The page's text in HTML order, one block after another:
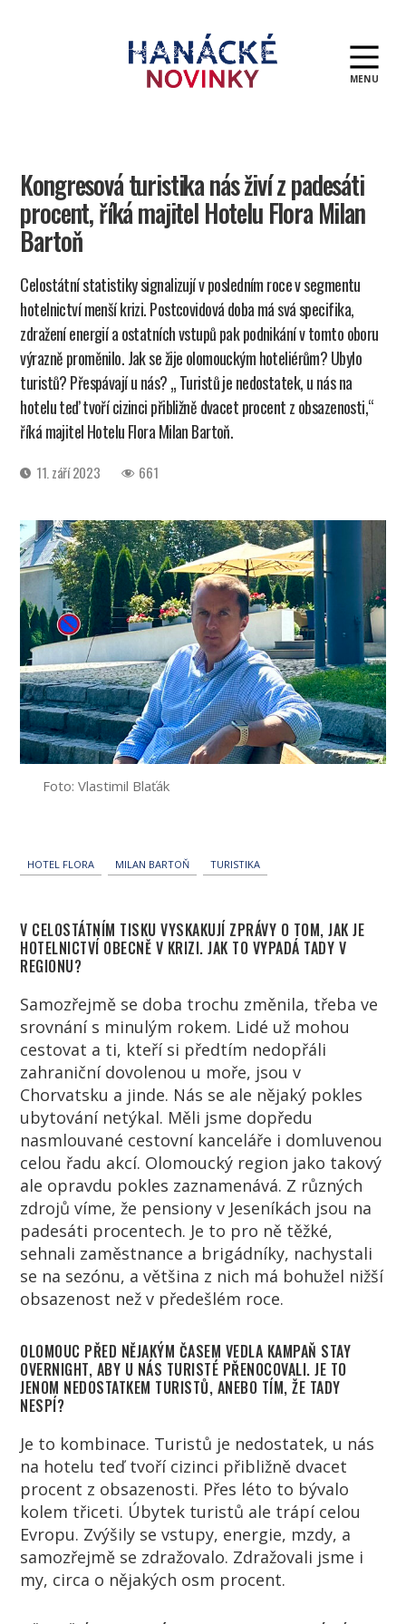
MENU
Kongresová turistika nás živí z padesáti
procent, říká majitel Hotelu Flora Milan
Bartoň
Celostátní statistiky signalizují v posledním roce v segmentu
hotelnictví menší krizi. Postcovidová doba má svá specifika,
zdražení energií a ostatních vstupů pak podnikání v tomto oboru
výrazně proměnilo. Jak se žije olomouckým hoteliérům? Ubylo
turistů? Přespávají u nás? „ Turistů je nedostatek, u nás na
hotelu teď tvoří cizinci přibližně dvacet procent z obsazenosti,“
říká majitel Hotelu Flora Milan Bartoň.
Datum11. září 2023 661
Foto: Vlastimil Blaťák
HOTEL FLORA MILAN BARTOŇ TURISTIKA
V CELOSTÁTNÍM TISKU VYSKAKUJÍ ZPRÁVY O TOM, JAK JE
HOTELNICTVÍ OBECNĚ V KRIZI. JAK TO VYPADÁ TADY V
REGIONU?
Samozřejmě se doba trochu změnila, třeba ve
srovnání s minulým rokem. Lidé už mohou
cestovat a ti, kteří si předtím nedopřáli
zahraniční dovolenou u moře, jsou v
Chorvatsku a jinde. Nás se ale nějaký pokles
ubytování netýkal. Měli jsme dopředu
nasmlouvané cestovní kanceláře i domluvenou
celou řadu akcí. Olomoucký region jako takový
ale opravdu pokles zaznamenává. Z různých
zdrojů víme, že pensiony v Jeseníkách jsou na
padesáti procentech. Je to pro ně těžké,
sehnali zaměstnance a brigádníky, nachystali
se na sezónu, a většina z nich má bohužel nižší
obsazenost než v předešlém roce.
OLOMOUC PŘED NĚJAKÝM ČASEM VEDLA KAMPAŇ STAY
OVERNIGHT, ABY U NÁS TURISTÉ PŘENOCOVALI. JE TO
JENOM NEDOSTATKEM TURISTŮ, ANEBO TÍM, ŽE TADY
NESPÍ?
Je to kombinace. Turistů je nedostatek, u nás
na hotelu teď tvoří cizinci přibližně dvacet
procent z obsazenosti. Přes léto to bývalo
kolem třiceti. Úbytek turistů ale trápí celou
Evropu. Zvýšily se vstupy, energie, mzdy, a
samozřejmě se zdražovalo. Zdražovali jsme i
my, circa o nějakých osm procent.